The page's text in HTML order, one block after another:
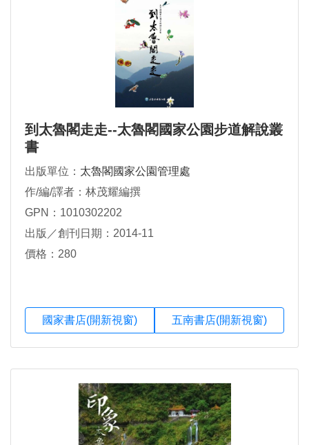
到太魯閣走走--太魯閣國家公園步道解說叢
書
出版單位： 太魯閣國家公園管理處
作/編/譯者：林茂耀編撰
GPN：1010302202
出版／創刊日期：2014-11
價格：280
國家書店(開新視窗) 五南書店(開新視窗)